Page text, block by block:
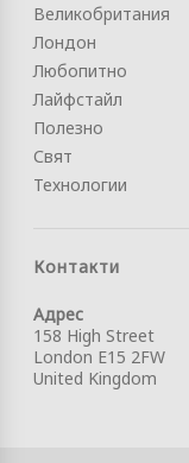
Великобритания
Лондон
Любопитно
Лайфстайл
Полезно
Свят
Технологии
Контакти
Адрес
158 High Street
London E15 2FW
United Kingdom